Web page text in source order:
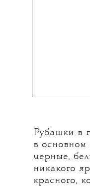
Рубашки в
в
черные,
никакого
красного,